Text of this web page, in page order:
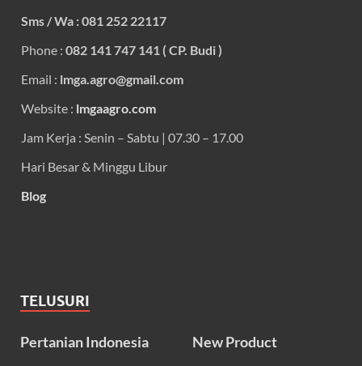
Sms / Wa : 081 252 22117
Phone : 082 141 747 141 ( CP. Budi )
Email : lmga.agro@gmail.com
Website : lmgaagro.com
Jam Kerja : Senin – Sabtu | 07.30 – 17.00
Hari Besar & Minggu Libur
Blog
TELUSURI
Pertanian Indonesia New Product